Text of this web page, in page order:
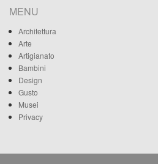
MENU
Architettura
Arte
Artigianato
Bambini
Design
Gusto
Musei
Privacy